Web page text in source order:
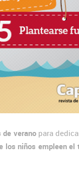
de veranopara
los niños empleen el